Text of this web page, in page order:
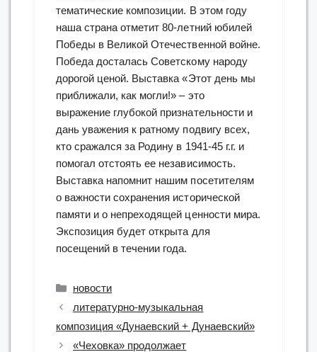
тематические композиции. В этом году
наша страна отметит 80-летний юбилей
Победы в Великой Отечественной войне.
Победа досталась Советскому народу
дорогой ценой. Выставка «Этот день мы
приближали, как могли!» – это
выражение глубокой признательности и
дань уважения к ратному подвигу всех,
кто сражался за Родину в 1941-45 г.г. и
помогал отстоять ее независимость.
Выставка напомнит нашим посетителям
о важности сохранения исторической
памяти и о непреходящей ценности мира.
Экспозиция будет открыта для
посещений в течении года.
Рубрики
новости
литературно-музыкальная
композиция «Дунаевский + Дунаевский»
«Чеховка» продолжает